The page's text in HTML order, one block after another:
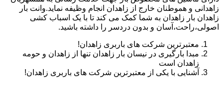
زاهدانی و هموطنان خارج از زاهدان انجام وظیفه نماید.وانت بار
زاهدان بار زاهدان به شما کمک می کند تا با یک اسباب کشی
اصولی،راحت،آسان و بدون دردسر را داشته باشید.
معتبرترین شرکت های باربری زاهدان!
مبدا بارگیری در نیسان بار زاهدان تنها از زاهدان و حومه
زاهدان است
آشنایی با یکی از معتبرترین شرکت های باربری زاهدان!